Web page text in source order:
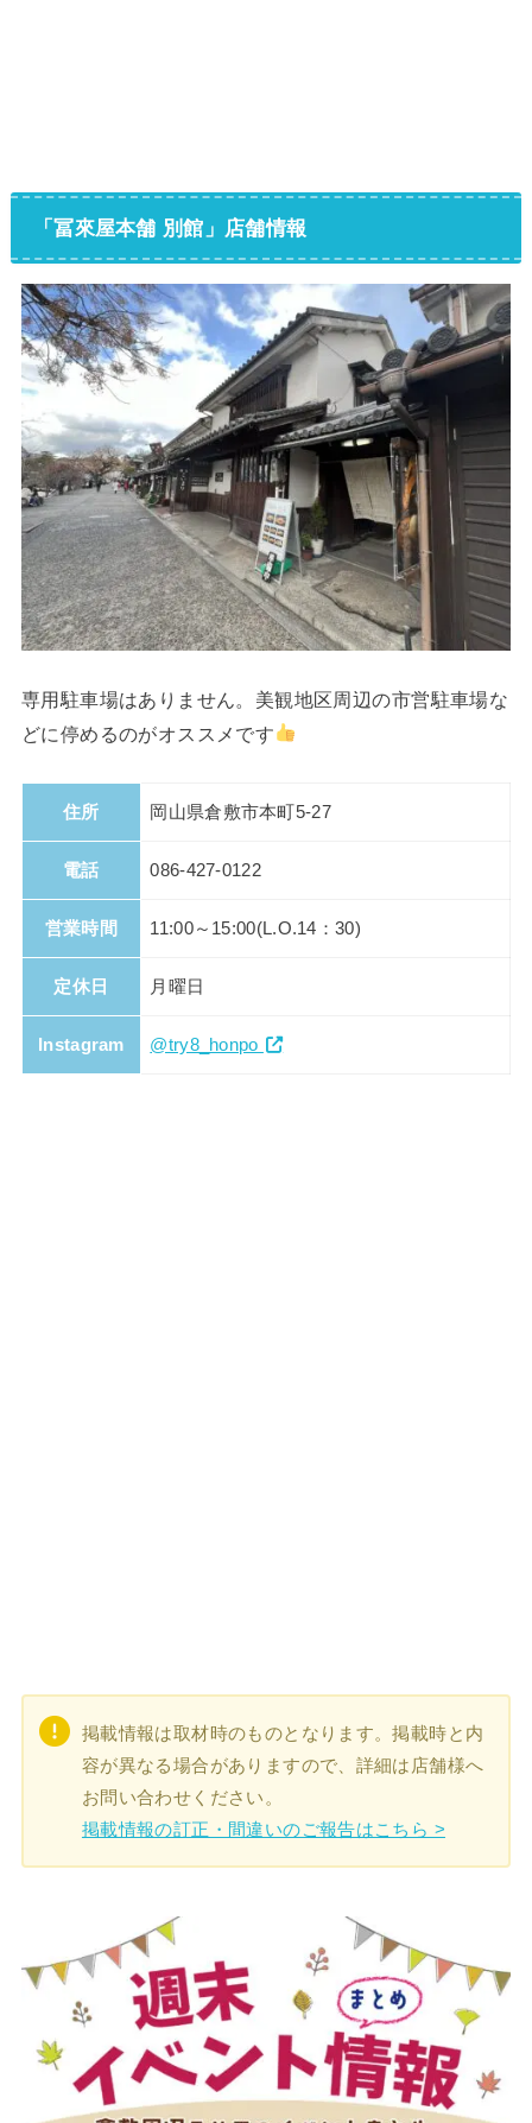
「冨來屋本舗 別館」店舗情報
専用駐車場はありません。美観地区周辺の市営駐車場な
どに停めるのがオススメです
住所 岡山県倉敷市本町5-27
電話 086-427-0122
営業時間 11:00～15:00(L.O.14：30)
定休日 月曜日
Instagram @try8_honpo
掲載情報は取材時のものとなります。掲載時と内
容が異なる場合がありますので、詳細は店舗様へ
お問い合わせください。
掲載情報の訂正・間違いのご報告はこちら >